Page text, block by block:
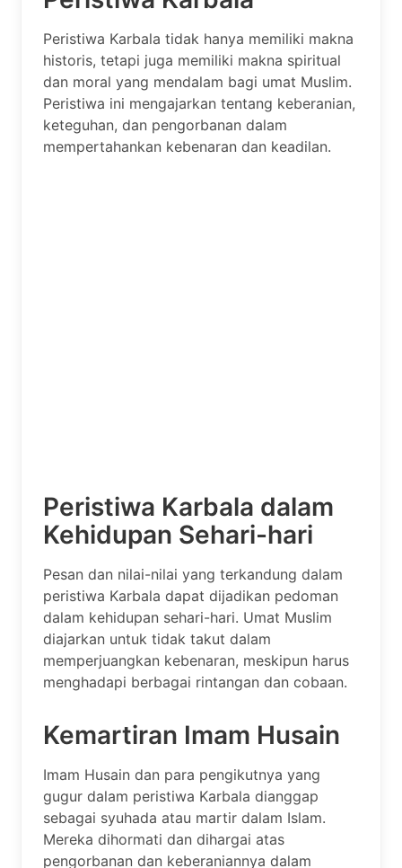
Peristiwa Karbala tidak hanya memiliki makna
historis, tetapi juga memiliki makna spiritual
dan moral yang mendalam bagi umat Muslim.
Peristiwa ini mengajarkan tentang keberanian,
keteguhan, dan pengorbanan dalam
mempertahankan kebenaran dan keadilan.
Peristiwa Karbala dalam
Kehidupan Sehari-hari
Pesan dan nilai-nilai yang terkandung dalam
peristiwa Karbala dapat dijadikan pedoman
dalam kehidupan sehari-hari. Umat Muslim
diajarkan untuk tidak takut dalam
memperjuangkan kebenaran, meskipun harus
menghadapi berbagai rintangan dan cobaan.
Kemartiran Imam Husain
Imam Husain dan para pengikutnya yang
gugur dalam peristiwa Karbala dianggap
sebagai syuhada atau martir dalam Islam.
Mereka dihormati dan dihargai atas
pengorbanan dan keberaniannya dalam